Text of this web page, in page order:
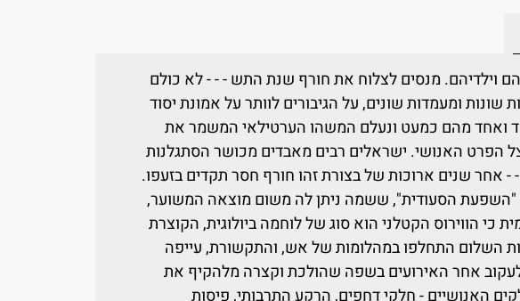
וילדיהם. מנסים לצלוח את חורף שנת התש - - - לא כולם
שונות ומעמדות שונים, על הגיבורים לוותר על אמונת יסוד
ואחד מהם כמעט ונעלם המשהו הערטילאי המשמר את
הפרט האנושי. ישראלים רבים מאבדים מכושר הסתגלנות
- אחר שנים ארוכות של בצורת זהו חורף חסר תקדים בזעפו.
הסעודית", ששמה ניתן לה משום מוצאה המשוער,
כי הווירוס הקטלני הוא סוג של לוחמה ביולוגית, הקוצרת
השלום התחלפו במהלומות של אש, והתקשורת, עייפה
אחר האירועים בשפה שהולכת וקצרה מלהקיף את
האנושיים - חלקי דחפים, הרקע התרבותי, פיסות